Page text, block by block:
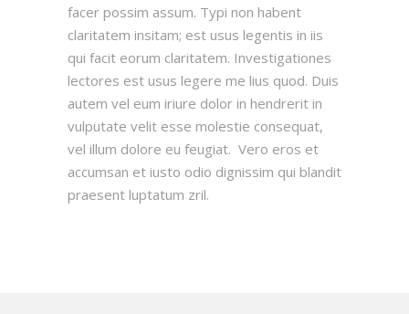
facer possim assum. Typi non habent
claritatem insitam; est usus legentis in iis
qui facit eorum claritatem. Investigationes
lectores est usus legere me lius quod. Duis
autem vel eum iriure dolor in hendrerit in
vulputate velit esse molestie consequat,
vel illum dolore eu feugiat. Vero eros et
accumsan et iusto odio dignissim qui blandit
praesent luptatum zril.